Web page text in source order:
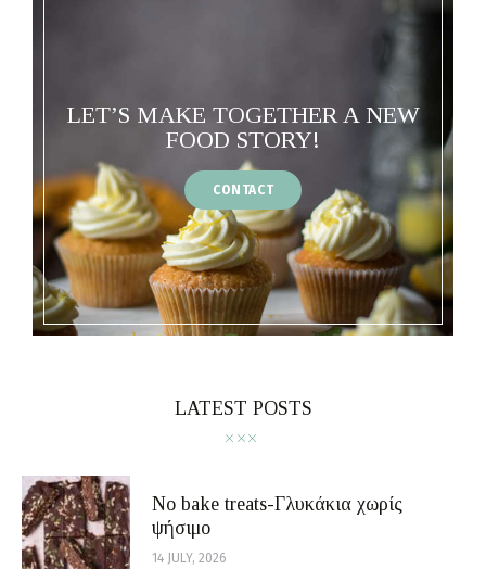
LET’S MAKE TOGETHER A NEW
FOOD STORY!
CONTACT
LATEST POSTS
No bake treats-Γλυκάκια χωρίς
ψήσιμο
14 JULY, 2026